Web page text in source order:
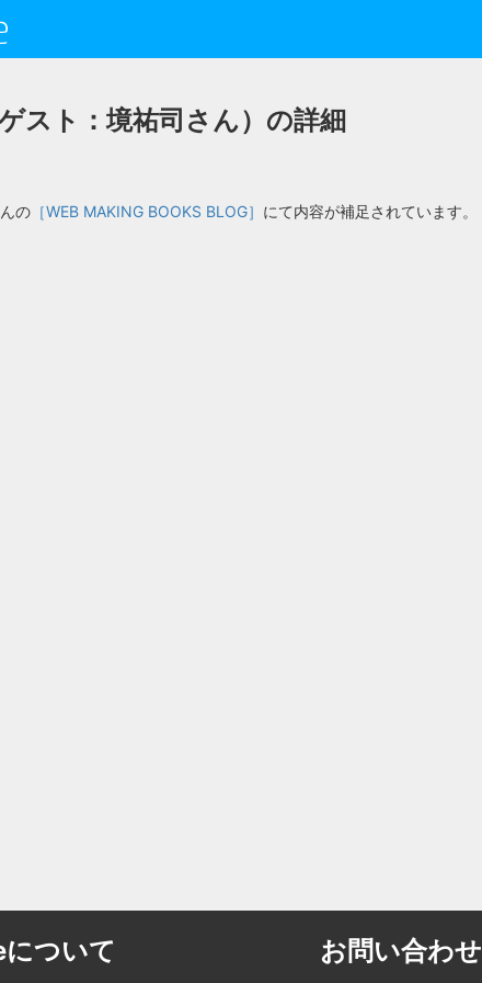
スト：境祐司さん）の詳細
の ［WEB MAKING BOOKS BLOG］ にて内容が補足されています。
ついて お問い合わせ